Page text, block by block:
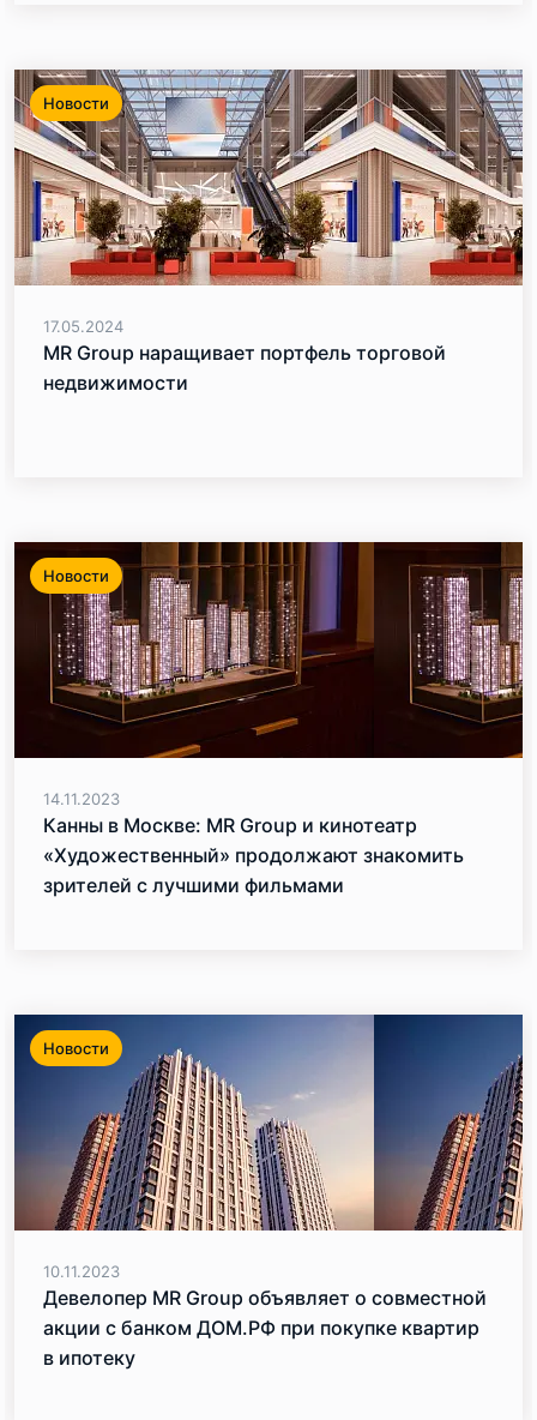
Новости
17.05.2024
MR Group наращивает портфель торговой
недвижимости
Новости
14.11.2023
Канны в Москве: MR Group и кинотеатр
«Художественный» продолжают знакомить
зрителей с лучшими фильмами
Новости
10.11.2023
Девелопер MR Group объявляет о совместной
акции с банком ДОМ.РФ при покупке квартир
в ипотеку